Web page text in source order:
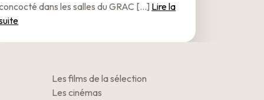
dans les salles du GRAC [...]Lire la
Les films de la sélection
Les cinémas